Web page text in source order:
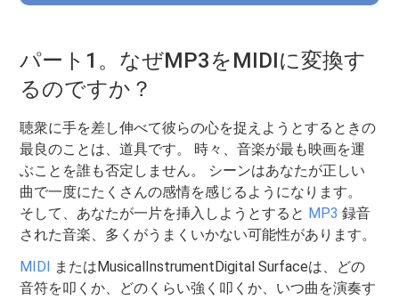
パート1。なぜMP3をMIDIに変換す
るのですか？
聴衆に手を差し伸べて彼らの心を捉えようとするときの
最良のことは、道具です。 時々、音楽が最も映画を運
ぶことを誰も否定しません。 シーンはあなたが正しい
曲で一度にたくさんの感情を感じるようになります。
そして、あなたが一片を挿入しようとすると MP3 録音
された音楽、多くがうまくいかない可能性があります。
MIDI またはMusicalInstrumentDigital Surfaceは、どの
音符を叩くか、どのくらい強く叩くか、いつ曲を演奏す